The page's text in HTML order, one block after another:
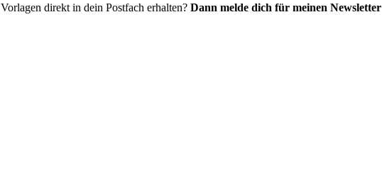
direkt in dein Postfach erhalten? Dann melde dich für meinen Newsletter